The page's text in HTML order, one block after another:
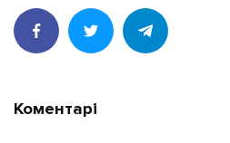
Коментарі